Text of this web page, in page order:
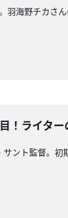
海野チカさ
！ライタ
ント監督。